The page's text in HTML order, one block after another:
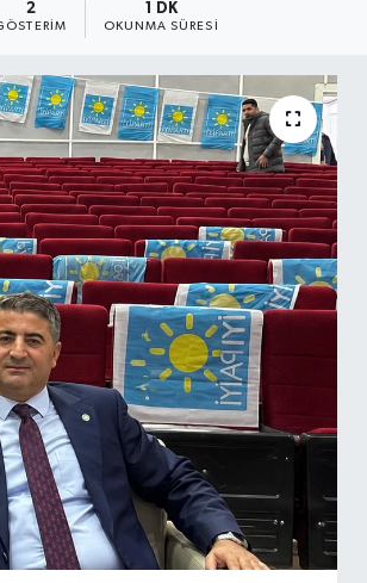
2 1 DK
OKUNMA SÜRESI